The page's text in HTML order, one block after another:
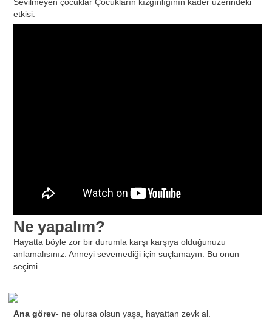
etkisi:
Ne yapalım?
Hayatta böyle zor bir durumla karşı karşıya olduğunuzu
anlamalısınız. Anneyi sevemediği için suçlamayın. Bu onun
seçimi.
Ana görev- ne olursa olsun yaşa, hayattan zevk al.